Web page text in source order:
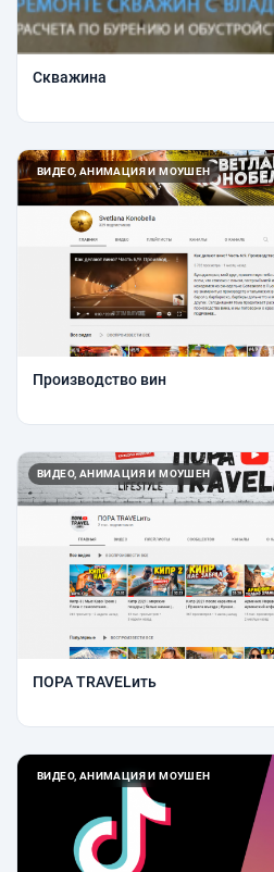
Скважина
ВИДЕО, АНИМАЦИЯ И МОУШЕН
Производство вин
ВИДЕО, АНИМАЦИЯ И МОУШЕН
ПОРА TRAVELить
ВИДЕО, АНИМАЦИЯ И МОУШЕН